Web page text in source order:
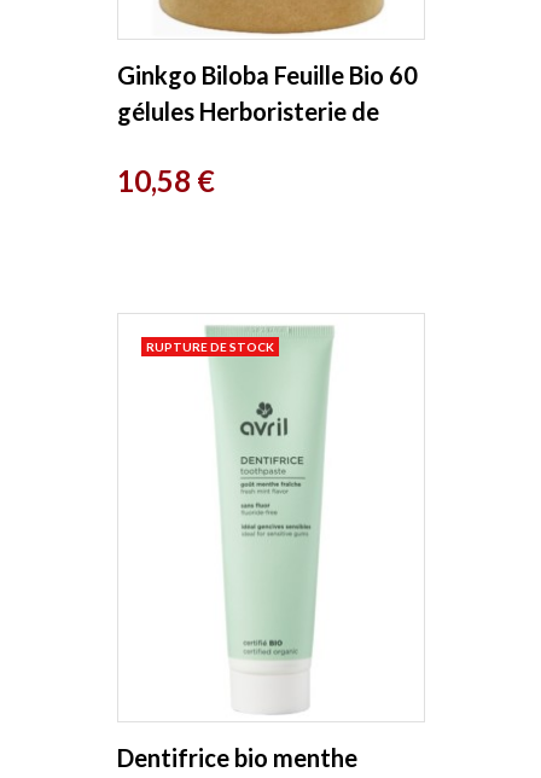
Ginkgo Biloba Feuille Bio 60
gélules Herboristerie de
Prix
10,58 €
Dentifrice bio menthe
RUPTURE DE STOCK